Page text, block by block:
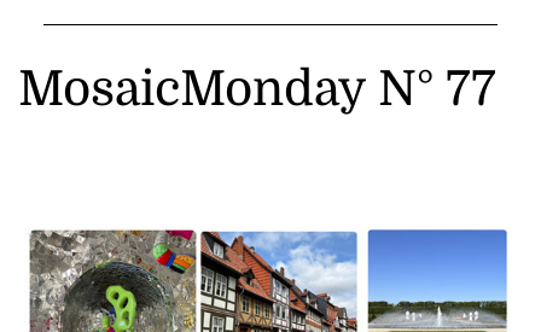
MosaicMonday N° 77